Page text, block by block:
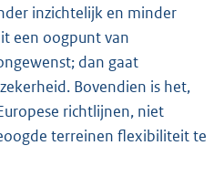
inzichtelijk en minder
een oogpunt van
dan gaat
Bovendien is het,
richtlijnen, niet
terreinen flexibiliteit te